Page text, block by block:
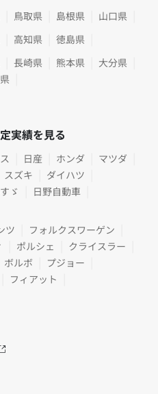
鳥取県 島根県
山口県
高知県
徳島県
長崎県 熊本県
大分県
実績を見る
日産 ホンダ
マツダ
スズキ
ダイハツ
ゞ 日野自動車
ツ
フォルクスワーゲン
ポルシェ
クライスラー
ボルボ
プジョー
フィアット